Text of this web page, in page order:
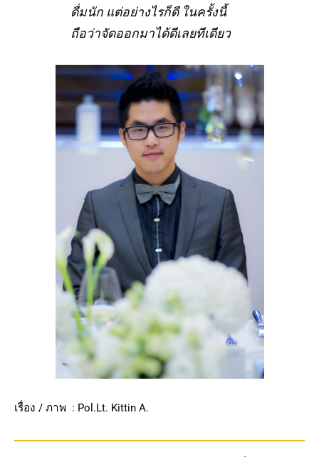
ดื่มนัก แต่อย่างไรก็ดี ในครั้งนี้
ถือว่าจัดออกมาได้ดีเลยทีเดียว
เรื่อง / ภาพ : Pol.Lt. Kittin A.